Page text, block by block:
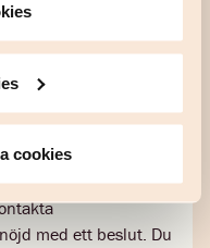
cookies
som tar beslut
med ett beslut. Du